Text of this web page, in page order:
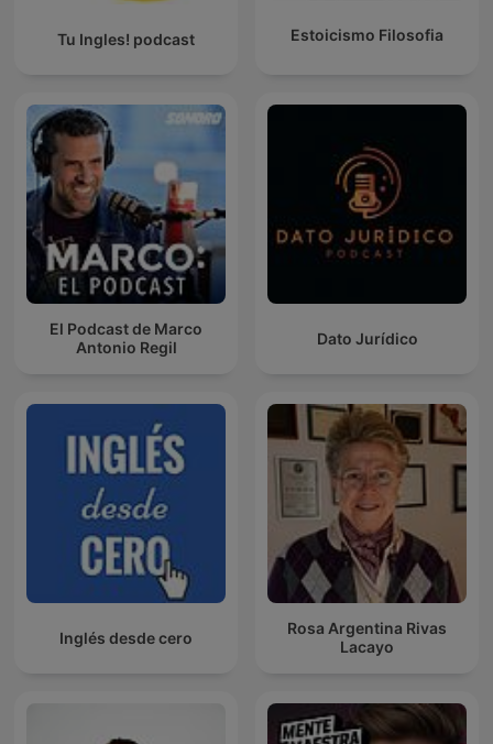
Tu Ingles! podcast Estoicismo Filosofia
El Podcast de Marco
Antonio Regil
Dato Jurídico
Inglés desde cero
Rosa Argentina Rivas
Lacayo